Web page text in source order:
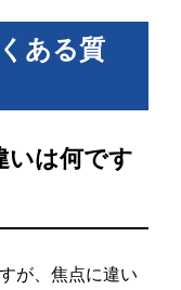
ある質
いは何です
が、焦点に違い